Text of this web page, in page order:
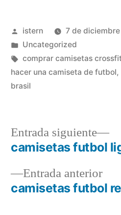
Publicado
por
istern
7 de
Publicado
en
Uncategorized
Etiquetas:
comprar camisetas
hacer una camiseta de futbol,
brasil
Navegación
deEntrada anterior
camisetas futbol
Entrada siguiente
camisetas futbol